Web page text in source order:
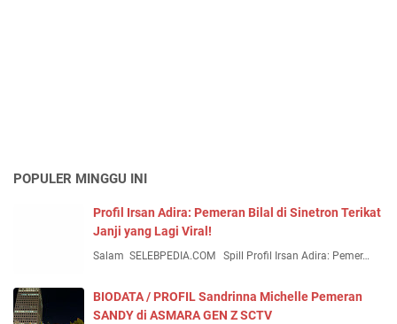
POPULER MINGGU INI
Profil Irsan Adira: Pemeran Bilal di Sinetron Terikat
Janji yang Lagi Viral!
Salam SELEBPEDIA.COM Spill Profil Irsan Adira: Pemer…
BIODATA / PROFIL Sandrinna Michelle Pemeran
SANDY di ASMARA GEN Z SCTV